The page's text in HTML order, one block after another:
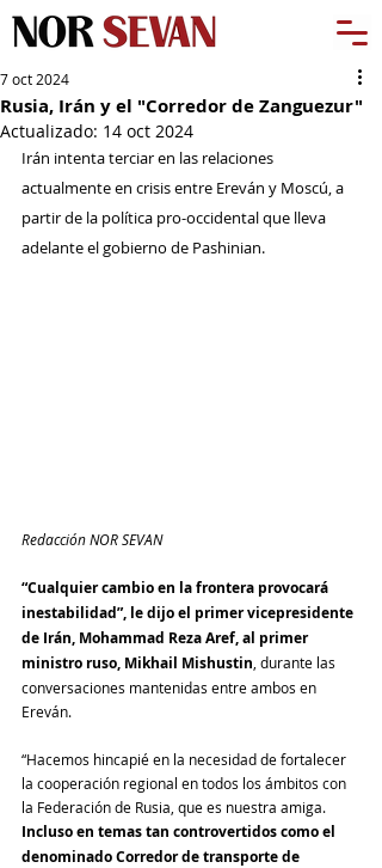
Rusia, Irán y el "Corredor de Zanguezur"
7 oct 2024
Actualizado: 14 oct 2024
Irán intenta terciar en las relaciones
actualmente en crisis entre Ereván y Moscú, a
partir de la política pro-occidental que lleva
adelante el gobierno de Pashinian.
Redacción NOR SEVAN
“Cualquier cambio en la frontera provocará
inestabilidad”, le dijo el primer vicepresidente
de Irán, Mohammad Reza Aref, al primer
ministro ruso, Mikhail Mishustin , durante las
conversaciones mantenidas entre ambos en
Ereván.
“Hacemos hincapié en la necesidad de fortalecer
la cooperación regional en todos los ámbitos con
la Federación de Rusia, que es nuestra amiga.
Incluso en temas tan controvertidos como el
denominado Corredor de transporte de